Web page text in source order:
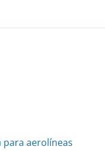
aerolíneas